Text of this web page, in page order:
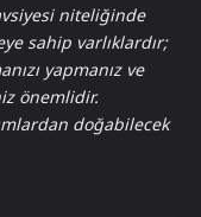
niteliğinde
sahip varlıklardır;
yapmanız ve
önemlidir.
doğabilecek